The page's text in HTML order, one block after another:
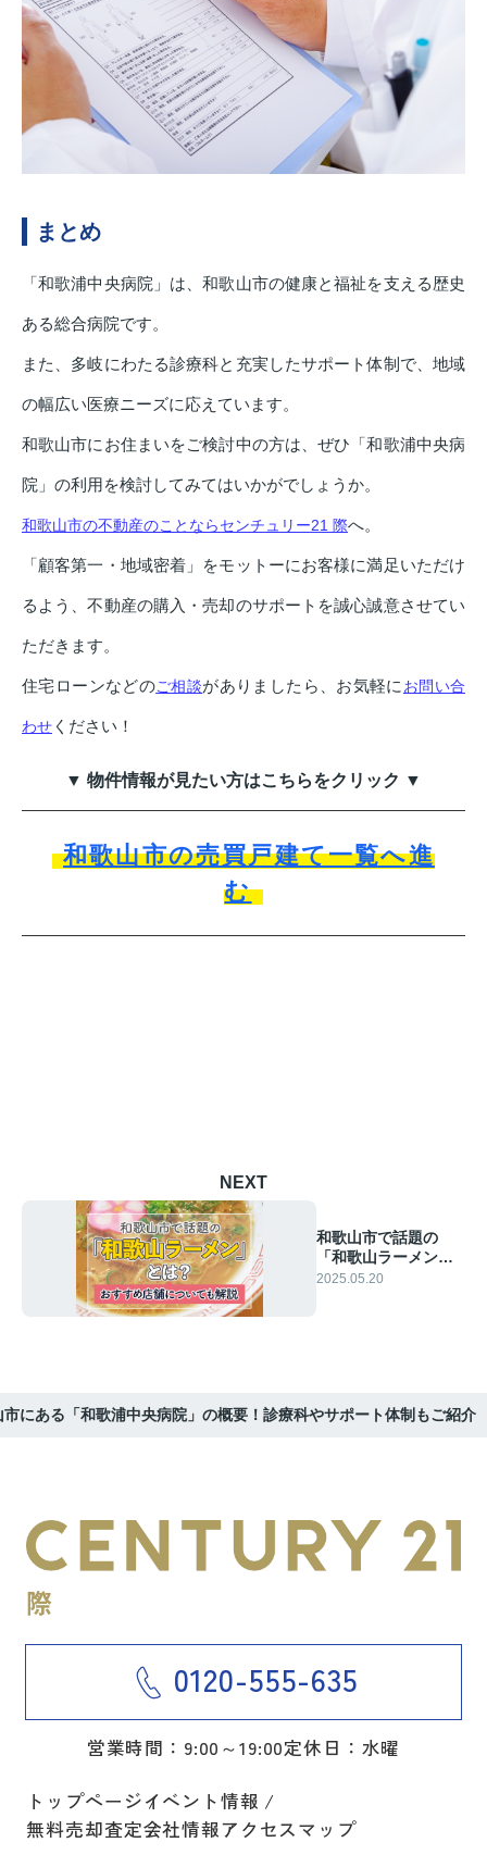
まとめ
「和歌浦中央病院」は、和歌山市の健康と福祉を支える歴史
ある総合病院です。
また、多岐にわたる診療科と充実したサポート体制で、地域
の幅広い医療ニーズに応えています。
和歌山市にお住まいをご検討中の方は、ぜひ「和歌浦中央病
院」の利用を検討してみてはいかがでしょうか。
和歌山市の不動産のことならセンチュリー21 際へ。
「顧客第一・地域密着」をモットーにお客様に満足いただけ
るよう、不動産の購入・売却のサポートを誠心誠意させてい
ただきます。
住宅ローンなどのご相談がありましたら、お気軽に お問い合
わせ ください！
▼ 物件情報が見たい方はこちらをクリック ▼
和歌山市の売買戸建て一覧へ進
む
NEXT
和歌山市で話題の
「和歌山ラーメン」
とは？おすすめ店舗
2025.05.20
市にある「和歌浦中央病院」の概要！診療科やサポート体制もご紹介
0120-555-635
営業時間：9:00～19:00定休日：水曜
トップページイベント情報
無料売却査定会社情報アクセスマップ